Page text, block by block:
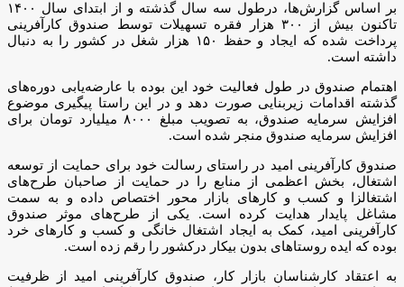
بر اساس گزارش‌ها، درطول سه سال گذشته و از ابتدای سال ۱۴۰۰
تاکنون بیش از ۳۰۰ هزار فقره تسهیلات توسط صندوق کارآفرینی
پرداخت شده که ایجاد و حفظ ۱۵۰ هزار شغل در کشور را به دنبال
داشته است.
اهتمام صندوق در طول فعالیت خود این بوده با عارضه‌یابی دوره‌های
گذشته اقدامات زیربنایی صورت دهد و در این راستا پیگیری موضوع
افزایش سرمایه صندوق، به تصویب مبلغ ۸۰۰۰ میلیارد تومان برای
افزایش سرمایه صندوق منجر شده است.
صندوق کارآفرینی امید در راستای رسالت خود برای حمایت از توسعه
اشتغال، بخش اعظمی از منابع را در حمایت از صاحبان طرح‌های
اشتغالزا و کسب و کارهای بازار محور اختصاص داده و به سمت
مشاغل پایدار هدایت کرده است. یکی از طرح‌های موثر صندوق
کارآفرینی امید، کمک به ایجاد اشتغال خانگی و کسب و کارهای خرد
بوده که ایده روستاهای بدون بیکار درکشور را رقم زده است.
به اعتقاد کارشناسان بازار کار، صندوق کارآفرینی امید از ظرفیت